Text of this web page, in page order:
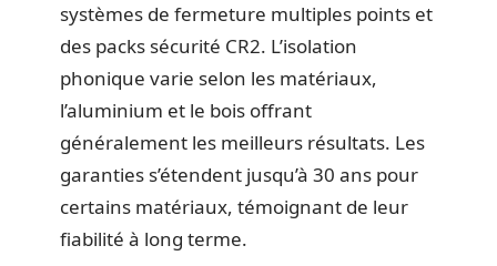
systèmes de fermeture multiples points et
des packs sécurité CR2. L’isolation
phonique varie selon les matériaux,
l’aluminium et le bois offrant
généralement les meilleurs résultats. Les
garanties s’étendent jusqu’à 30 ans pour
certains matériaux, témoignant de leur
fiabilité à long terme.